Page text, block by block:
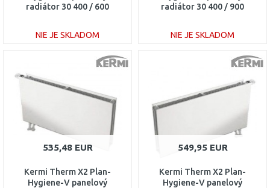
radiátor 30 400 / 600
NIE JE SKLADOM
DO KOŠÍKA
Porovnať
radiátor 30 400 / 900
NIE JE SKLADOM
DO KOŠÍKA
535,48 EUR
Kermi Therm X2 Plan-
Hygiene-V panelový
549,95 EUR
Kermi Therm X2 Plan-
Hygiene-V panelový